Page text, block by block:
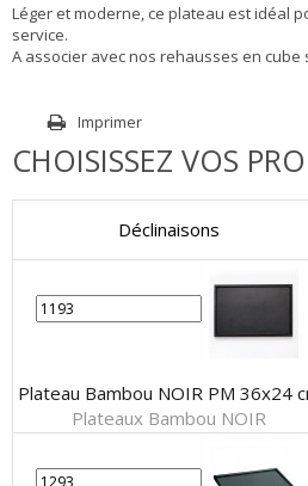
Léger et moderne, ce plateau est idéal
service.
A associer avec nos rehausses en cube
Imprimer
CHOISISSEZ VOS
Déclinaisons
Plateau Bambou NOIR PM 36x24
Plateaux Bambou NOIR